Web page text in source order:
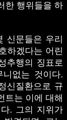
한 행위들을 하
신문들은 우리
하겠다는 어린
추행의 징표로
없는 것이다.
신질환으로 규
트는 이에 대해
. 그의 지위가